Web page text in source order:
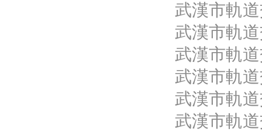
武漢市軌
武漢市軌
武漢市軌
武漢市軌
武漢市軌
武漢市軌